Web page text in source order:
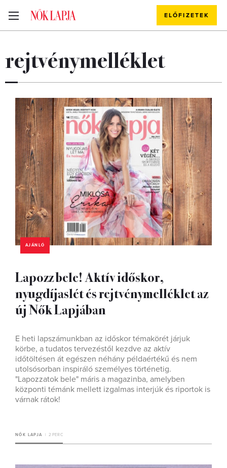
ELŐFIZETEK
rejtvénymelléklet
AJÁNLÓ
Lapozz bele! Aktív időskor,
nyugdíjaslét és rejtvénymelléklet az
új Nők Lapjában
E heti lapszámunkban az időskor témakörét járjuk
körbe, a tudatos tervezéstől kezdve az aktív
időtöltésen át egészen néhány példaértékű és nem
utolsósorban inspiráló személyes történetig.
"Lapozzatok bele" máris a magazinba, amelyben
központi témánk mellett izgalmas interjúk és riportok is
várnak rátok!
NŐK LAPJA 2 PERC